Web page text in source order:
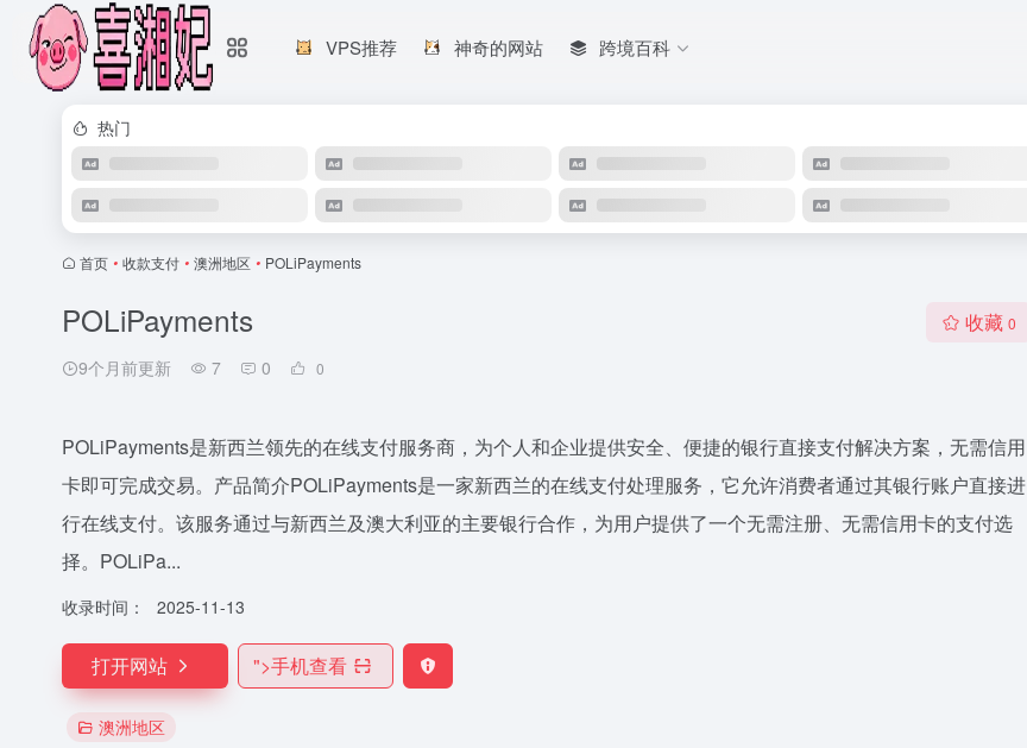
VPS推荐 神奇的网站 跨境百科
热门
首页 • 收款支付 • 澳洲地区 • POLiPayments
POLiPayments
9个月前更新 7 0 0
收藏 0
POLiPayments是新西兰领先的在线支付服务商，为个人和企业提供安全、便捷的银行直接支付解决方案，无需信用
卡即可完成交易。产品简介POLiPayments是一家新西兰的在线支付处理服务，它允许消费者通过其银行账户直接进
行在线支付。该服务通过与新西兰及澳大利亚的主要银行合作，为用户提供了一个无需注册、无需信用卡的支付选
择。POLiPa...
收录时间： 2025-11-13
打开网站 ">手机查看
澳洲地区